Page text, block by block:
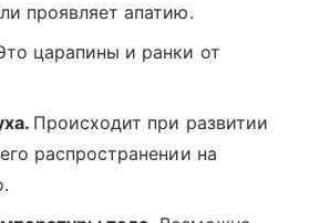
проявляет апатию.
царапины и ранки от
Происходит при развитии
распространении на